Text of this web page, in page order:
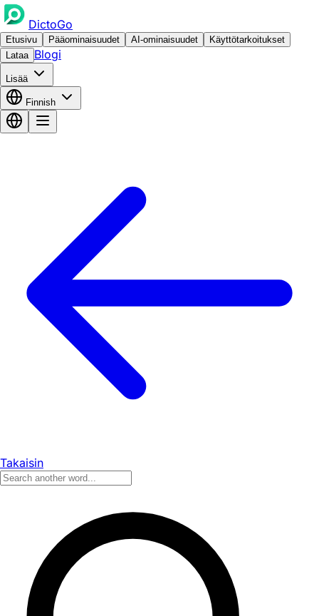
DictoGo
Etusivu Pääominaisuudet AI-ominaisuudet
Käyttötarkoitukset
Lataa Blogi
Lisää
Finnish
Takaisin